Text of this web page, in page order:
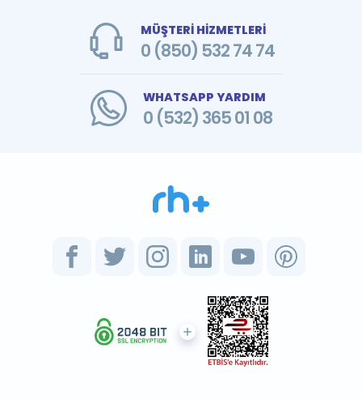
MÜŞTERİ HİZMETLERİ
0 (850) 532 74 74
WHATSAPP YARDIM
0 (532) 365 01 08